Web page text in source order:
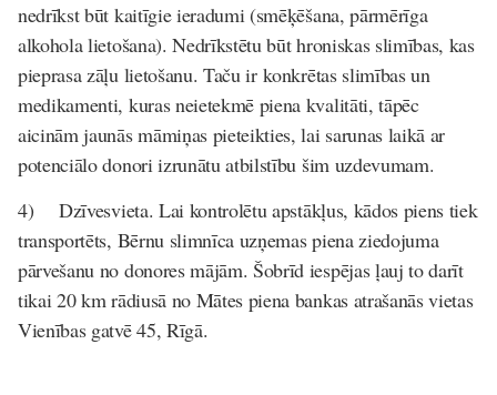
nedrīkst būt kaitīgie ieradumi (smēķēšana, pārmērīga
alkohola lietošana). Nedrīkstētu būt hroniskas slimības, kas
pieprasa zāļu lietošanu. Taču ir konkrētas slimības un
medikamenti, kuras neietekmē piena kvalitāti, tāpēc
aicinām jaunās māmiņas pieteikties, lai sarunas laikā ar
potenciālo donori izrunātu atbilstību šim uzdevumam.
4)Dzīvesvieta. Lai kontrolētu apstākļus, kādos piens tiek
transportēts, Bērnu slimnīca uzņemas piena ziedojuma
pārvešanu no donores mājām. Šobrīd iespējas ļauj to darīt
tikai 20 km rādiusā no Mātes piena bankas atrašanās vietas
Vienības gatvē 45, Rīgā.